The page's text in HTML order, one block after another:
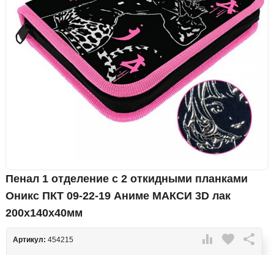
Пенал 1 отделение с 2 откидными планками
Оникс ПКТ 09-22-19 Аниме МАКСИ 3D лак
200х140х40мм
 favorite 
Артикул: 454215